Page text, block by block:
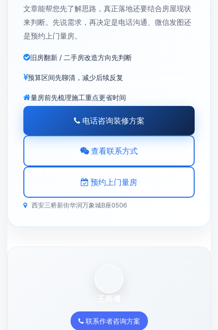
文章能帮您先了解思路，真正落地还要结合房屋现状
来判断。先说需求，再决定是电话沟通、微信发图还
是预约上门量房。
旧房翻新 / 二手房改造方向先判断
预算区间先聊清，减少后续反复
量房前先梳理施工重点更省时间
电话咨询装修方案
查看联系方式
预约上门量房
西安三桥新街华润万象城B座0506
王师傅
联系作者咨询方案